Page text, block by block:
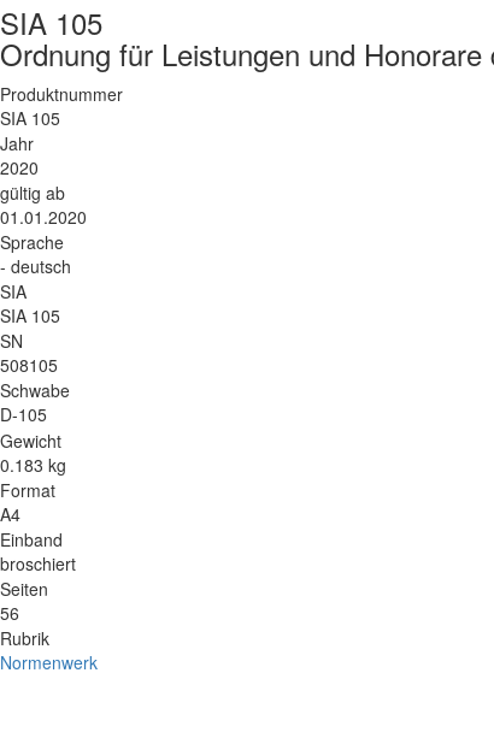
SIA 105
Ordnung für Leistungen und
Produktnummer
SIA 105
Jahr
2020
gültig ab
01.01.2020
Sprache
- deutsch
SIA
SIA 105
SN
508105
Schwabe
D-105
Gewicht
0.183 kg
Format
A4
Einband
broschiert
Seiten
56
Rubrik
Normenwerk